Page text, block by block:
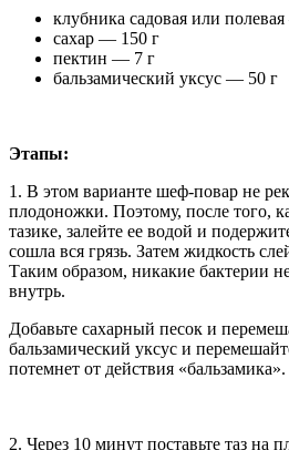
клубника садовая или
сахар — 150 г
пектин — 7 г
бальзамический уксус — 50 г
Этапы:
1. В этом варианте шеф-повар не
плодоножки. Поэтому, после того,
тазике, залейте ее водой и
сошла вся грязь. Затем жидкость
Таким образом, никакие бактерии
внутрь.
Добавьте сахарный песок и
бальзамический уксус и
потемнет от действия «бальзамика».
2. Через 10 минут поставьте таз на